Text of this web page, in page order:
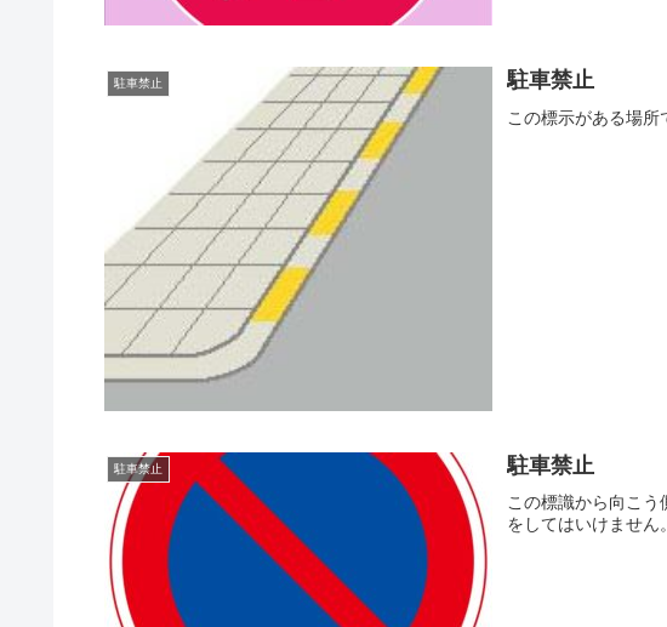
駐車禁止 駐車禁止
この標示がある場所
駐車禁止 駐車禁止
この標識から向こ
をしてはいけません。